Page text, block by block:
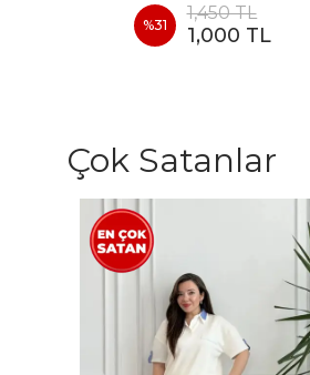
%31
1,450 TL
1,000 TL
Çok Satanlar